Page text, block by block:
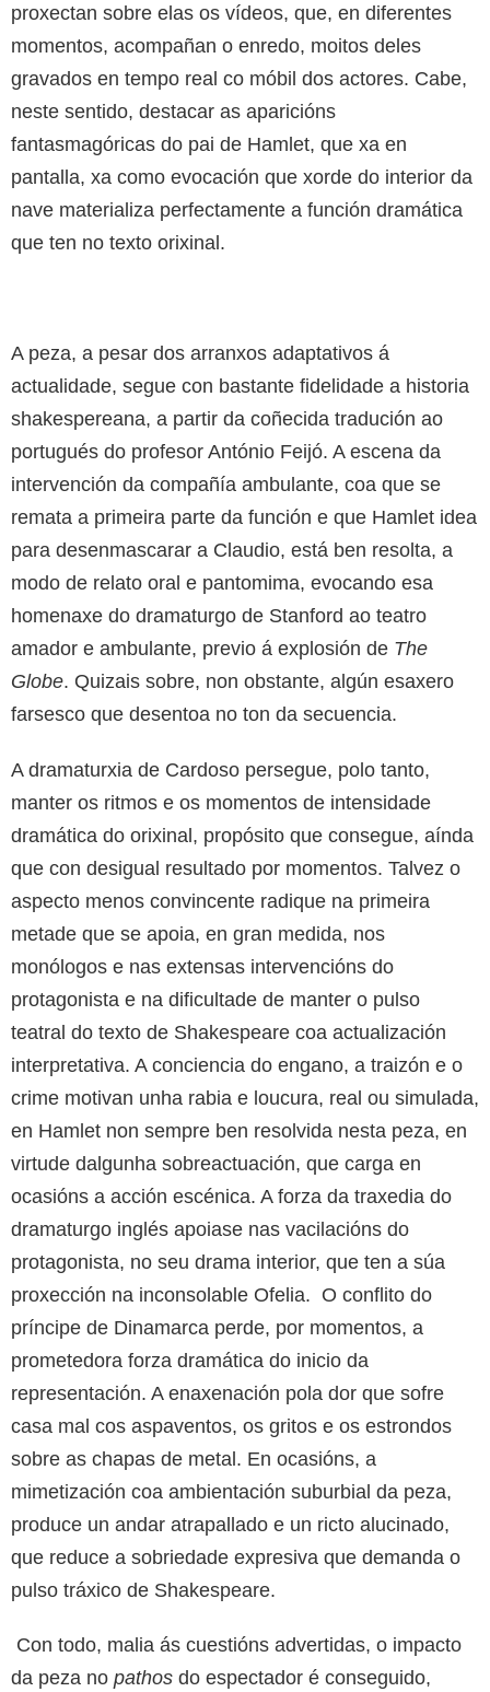
proxectan sobre elas os vídeos, que, en diferentes
momentos, acompañan o enredo, moitos deles
gravados en tempo real co móbil dos actores. Cabe,
neste sentido, destacar as aparicións
fantasmagóricas do pai de Hamlet, que xa en
pantalla, xa como evocación que xorde do interior da
nave materializa perfectamente a función dramática
que ten no texto orixinal.
A peza, a pesar dos arranxos adaptativos á
actualidade, segue con bastante fidelidade a historia
shakespereana, a partir da coñecida tradución ao
portugués do profesor António Feijó. A escena da
intervención da compañía ambulante, coa que se
remata a primeira parte da función e que Hamlet idea
para desenmascarar a Claudio, está ben resolta, a
modo de relato oral e pantomima, evocando esa
homenaxe do dramaturgo de Stanford ao teatro
amador e ambulante, previo á explosión de The
Globe. Quizais sobre, non obstante, algún esaxero
farsesco que desentoa no ton da secuencia.
A dramaturxia de Cardoso persegue, polo tanto,
manter os ritmos e os momentos de intensidade
dramática do orixinal, propósito que consegue, aínda
que con desigual resultado por momentos. Talvez o
aspecto menos convincente radique na primeira
metade que se apoia, en gran medida, nos
monólogos e nas extensas intervencións do
protagonista e na dificultade de manter o pulso
teatral do texto de Shakespeare coa actualización
interpretativa. A conciencia do engano, a traizón e o
crime motivan unha rabia e loucura, real ou simulada,
en Hamlet non sempre ben resolvida nesta peza, en
virtude dalgunha sobreactuación, que carga en
ocasións a acción escénica. A forza da traxedia do
dramaturgo inglés apoiase nas vacilacións do
protagonista, no seu drama interior, que ten a súa
proxección na inconsolable Ofelia. O conflito do
príncipe de Dinamarca perde, por momentos, a
prometedora forza dramática do inicio da
representación. A enaxenación pola dor que sofre
casa mal cos aspaventos, os gritos e os estrondos
sobre as chapas de metal. En ocasións, a
mimetización coa ambientación suburbial da peza,
produce un andar atrapallado e un ricto alucinado,
que reduce a sobriedade expresiva que demanda o
pulso tráxico de Shakespeare.
Con todo, malia ás cuestións advertidas, o impacto
da peza no pathos do espectador é conseguido,